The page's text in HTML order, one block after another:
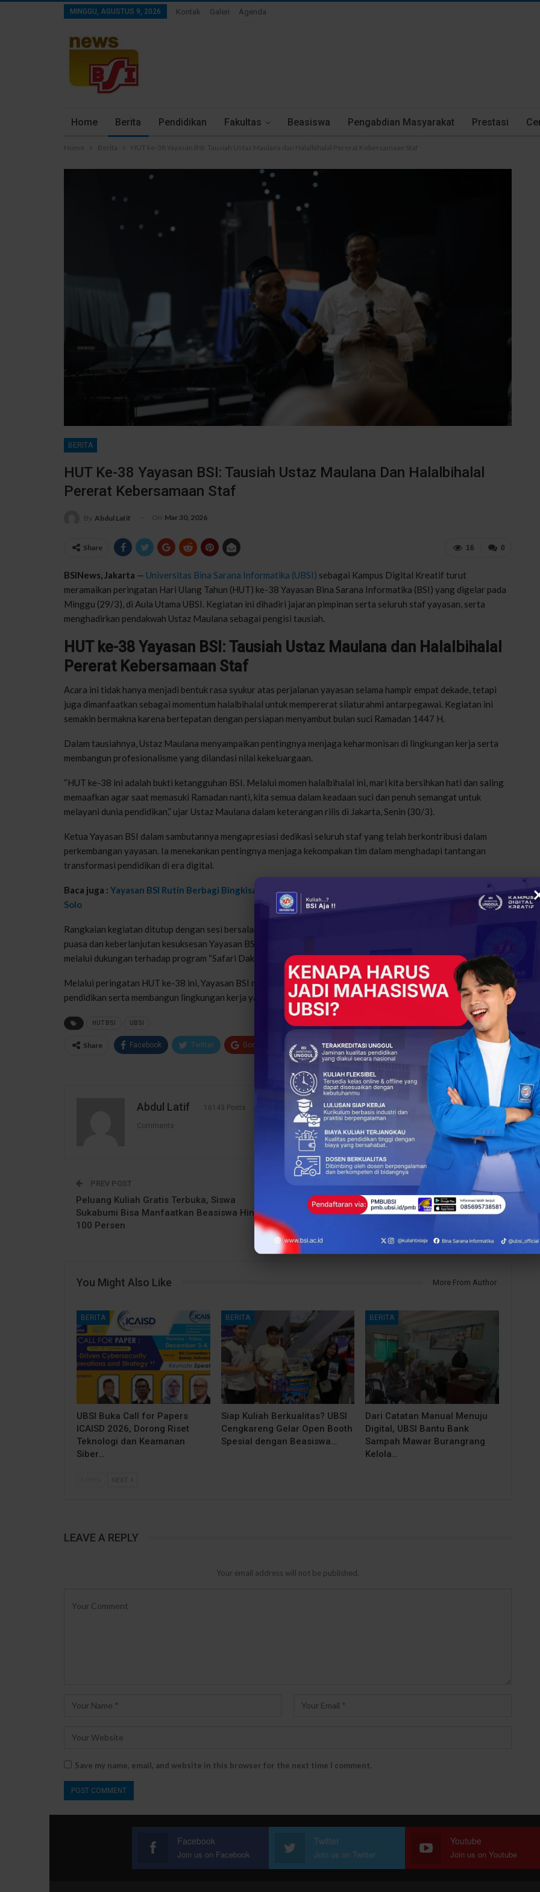
MINGGU, AGUSTUS 9, 2026 Kontak Galeri Agenda
Home Berita Pendidikan Fakultas Beasiswa Pengabdian Masyarakat Prestasi
Home Berita HUT ke-38 Yayasan BSI: Tausiah Ustaz Maulana dan Halalbihalal Pererat Kebersamaan Staf
BERITA
HUT Ke-38 Yayasan BSI: Tausiah Ustaz Maulana Dan Halalbihalal
Pererat Kebersamaan Staf
By Abdul Latif On Mar 30, 2026
0
16
Share
BSINews, Jakarta — Universitas Bina Sarana Informatika (UBSI) sebagai Kampus Digital Kreatif turut
meramaikan peringatan Hari Ulang Tahun (HUT) ke-38 Yayasan Bina Sarana Informatika (BSI) yang digelar pada
Minggu (29/3), di Aula Utama UBSI. Kegiatan ini dihadiri jajaran pimpinan serta seluruh staf yayasan, serta
menghadirkan pendakwah Ustaz Maulana sebagai pengisi tausiah.
HUT ke-38 Yayasan BSI: Tausiah Ustaz Maulana dan Halalbihalal
Pererat Kebersamaan Staf
Acara ini tidak hanya menjadi bentuk rasa syukur atas perjalanan yayasan selama hampir empat dekade, tetapi
juga dimanfaatkan sebagai momentum halalbihalal untuk mempererat silaturahmi antarpegawai. Kegiatan ini
semakin bermakna karena bertepatan dengan persiapan menyambut bulan suci Ramadan 1447 H.
Dalam tausiahnya, Ustaz Maulana menyampaikan pentingnya menjaga keharmonisan di lingkungan kerja serta
membangun profesionalisme yang dilandasi nilai kekeluargaan.
“HUT ke-38 ini adalah bukti ketangguhan BSI. Melalui momen halalbihalal ini, mari kita bersihkan hati dan saling
memaafkan agar saat memasuki Ramadan nanti, kita semua dalam keadaan suci dan penuh semangat untuk
melayani dunia pendidikan,” ujar Ustaz Maulana dalam keterangan rilis di Jakarta, Senin (30/3).
Ketua Yayasan BSI dalam sambutannya mengapresiasi dedikasi seluruh staf yang telah berkontribusi dalam
perkembangan yayasan. Ia menekankan pentingnya menjaga kekompakan tim dalam menghadapi tantangan
transformasi pendidikan di era digital.
Baca juga : Yayasan BSI Rutin Berbagi Bingkisan Ramadhan untuk Tenaga Pendukung Kampus UBSI Kampus
Solo
Rangkaian kegiatan ditutup dengan sesi bersalam-salaman antarstaf serta doa bersama untuk kelancaran ibadah
puasa dan keberlanjutan kesuksesan Yayasan BSI. Selain itu, kegiatan ini juga diisi dengan misi kemanusiaan
melalui dukungan terhadap program “Safari Dakwah Selamatkan Yatim Palestina”.
Melalui peringatan HUT ke-38 ini, Yayasan BSI menegaskan komitmennya untuk terus berkontribusi dalam dunia
pendidikan serta membangun lingkungan kerja yang harmonis, profesional, dan penuh nilai kebersamaan. (Alisa)
HUT BSI UBSI
0
Share Facebook Twitter Google+ ReddIt
Abdul Latif 16143 Posts
Comments
PREV POST
Peluang Kuliah Gratis Terbuka, Siswa
Sukabumi Bisa Manfaatkan Beasiswa Hingga
100 Persen
NEXT POST
Kuliah Terjangkau di Cikampek: Solusi Cerdas
untuk Gen Z yang Ingin Dekat Rumah di Tahun
You Might Also Like More From Author
BERITA
UBSI Buka Call for Papers
ICAISD 2026, Dorong Riset
Teknologi dan Keamanan
Siber…
BERITA
Siap Kuliah Berkualitas? UBSI
Cengkareng Gelar Open Booth
Spesial dengan Beasiswa…
BERITA
Dari Catatan Manual Menuju
Digital, UBSI Bantu Bank
Sampah Mawar Burangrang
Kelola…
NEXT
LEAVE A REPLY
Your email address will not be published.
Save my name, email, and website in this browser for the next time I comment.
Facebook
Join us on Facebook
Twitter
Join us on Twitter
Youtube
Join us on Youtube